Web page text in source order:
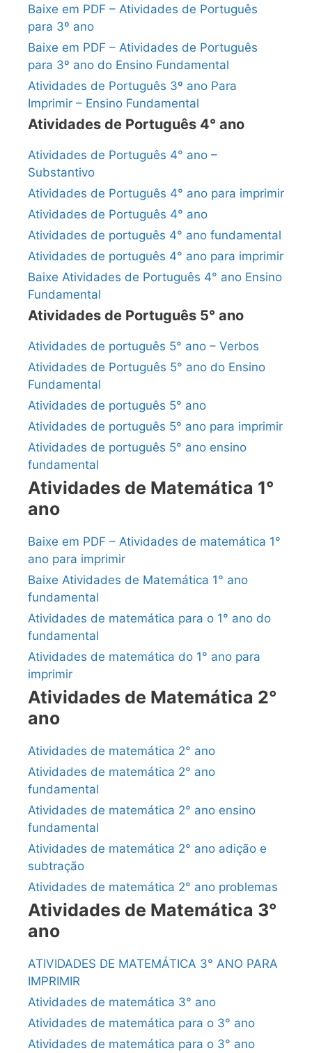
Baixe em PDF – Atividades de Português
para 3º ano
Baixe em PDF – Atividades de Português
para 3º ano do Ensino Fundamental
Atividades de Português 3º ano Para
Imprimir – Ensino Fundamental
Atividades de Português 4° ano
Atividades de Português 4° ano –
Substantivo
Atividades de Português 4° ano para imprimir
Atividades de Português 4° ano
Atividades de português 4° ano fundamental
Atividades de português 4° ano para imprimir
Baixe Atividades de Português 4° ano Ensino
Fundamental
Atividades de Português 5° ano
Atividades de português 5° ano – Verbos
Atividades de Português 5° ano do Ensino
Fundamental
Atividades de português 5° ano
Atividades de português 5° ano para imprimir
Atividades de português 5° ano ensino
fundamental
Atividades de Matemática 1°
ano
Baixe em PDF – Atividades de matemática 1°
ano para imprimir
Baixe Atividades de Matemática 1° ano
fundamental
Atividades de matemática para o 1° ano do
fundamental
Atividades de matemática do 1° ano para
imprimir
Atividades de Matemática 2°
ano
Atividades de matemática 2° ano
Atividades de matemática 2° ano
fundamental
Atividades de matemática 2° ano ensino
fundamental
Atividades de matemática 2° ano adição e
subtração
Atividades de matemática 2° ano problemas
Atividades de Matemática 3°
ano
ATIVIDADES DE MATEMÁTICA 3° ANO PARA
IMPRIMIR
Atividades de matemática 3° ano
Atividades de matemática para o 3° ano
Atividades de matemática para o 3° ano